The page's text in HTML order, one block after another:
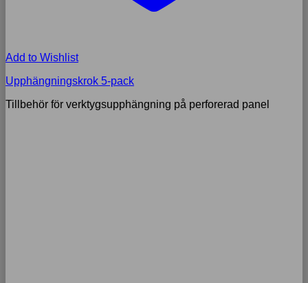
Add to Wishlist
Upphängningskrok 5-pack
Tillbehör för verktygsupphängning på perforerad panel